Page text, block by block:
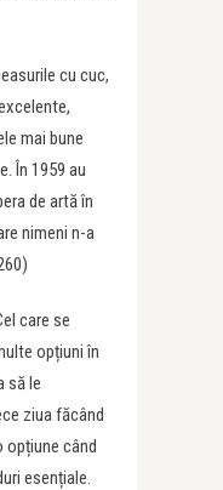
cu cuc,
mai bune
În 1959 au
de artă în
nimeni n-a
care se
opțiuni în
să le
ziua făcând
opțiune când
esențiale.